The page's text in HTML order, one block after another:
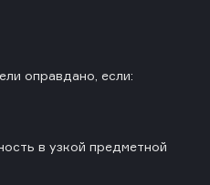
оправдано, если:
в узкой предметной